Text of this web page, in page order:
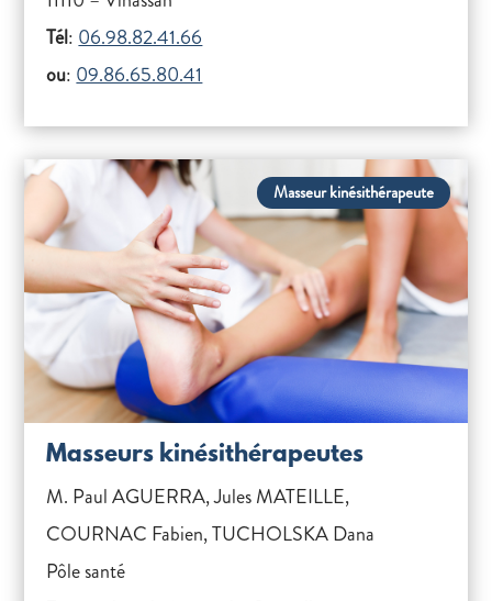
Tél: 06.98.82.41.66
ou: 09.86.65.80.41
Masseur kinésithérapeute
Masseurs kinésithérapeutes
M. Paul AGUERRA, Jules MATEILLE,
COURNAC Fabien, TUCHOLSKA Dana
Pôle santé